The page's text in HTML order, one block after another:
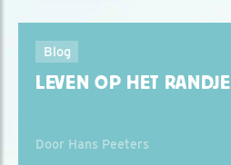
Blog
LEVEN OP HET RANDJE
Door Hans Peeters